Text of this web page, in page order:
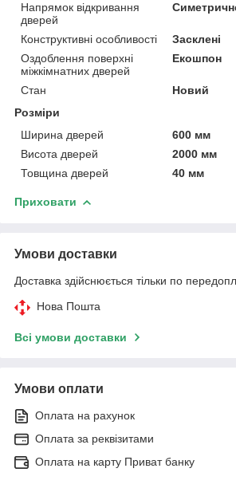
Напрямок відкривання
дверей
Конструктивні особливості
Засклені
Оздоблення поверхні
міжкімнатних дверей
Екошпон
Стан
Новий
Розміри
Ширина дверей
600 мм
Висота дверей
2000 мм
Товщина дверей
40 мм
Приховати
Умови доставки
Доставка здійснюється тільки по
Нова Пошта
Всі умови доставки
Умови оплати
Оплата на рахунок
Оплата за реквізитами
Оплата на карту Приват банку